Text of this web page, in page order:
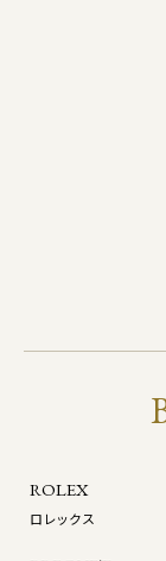
ROLEX
ロレックス